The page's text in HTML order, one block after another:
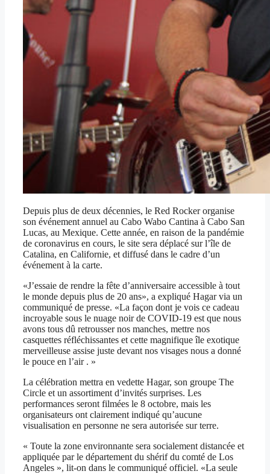
Depuis plus de deux décennies, le Red Rocker organise
son événement annuel au Cabo Wabo Cantina à Cabo San
Lucas, au Mexique. Cette année, en raison de la pandémie
de coronavirus en cours, le site sera déplacé sur l’île de
Catalina, en Californie, et diffusé dans le cadre d’un
événement à la carte.
«J’essaie de rendre la fête d’anniversaire accessible à tout
le monde depuis plus de 20 ans», a expliqué Hagar via un
communiqué de presse. «La façon dont je vois ce cadeau
incroyable sous le nuage noir de COVID-19 est que nous
avons tous dû retrousser nos manches, mettre nos
casquettes réfléchissantes et cette magnifique île exotique
merveilleuse assise juste devant nos visages nous a donné
le pouce en l’air . »
La célébration mettra en vedette Hagar, son groupe The
Circle et un assortiment d’invités surprises. Les
performances seront filmées le 8 octobre, mais les
organisateurs ont clairement indiqué qu’aucune
visualisation en personne ne sera autorisée sur terre.
« Toute la zone environnante sera socialement distancée et
appliquée par le département du shérif du comté de Los
Angeles », lit-on dans le communiqué officiel. «La seule